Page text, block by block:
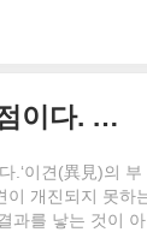
‘노’라고 할 줄 모르는 커뮤니케이션 결여가 1등 회사의 약점이다. 대다수 의견을 따르는 것이 꼭 현명한 결과를 낳는 것이 아니다.
.‘이견(異見)의 부
이 개진되지 못하
과를 낳는 것이 아